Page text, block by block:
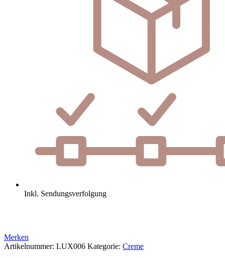
Inkl. Sendungsverfolgung
Merken
Artikelnummer: LUX006 Kategorie: Creme